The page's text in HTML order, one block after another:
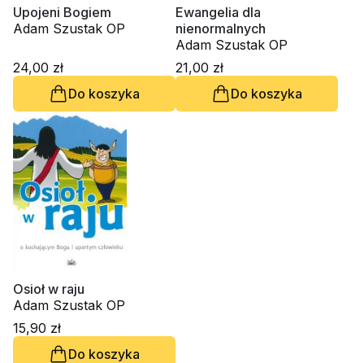
Upojeni Bogiem
Adam Szustak OP
24,00 zł
Do koszyka
Ewangelia dla
nienormalnych
Adam Szustak OP
21,00 zł
Do koszyka
Osioł w raju
Adam Szustak OP
15,90 zł
Do koszyka